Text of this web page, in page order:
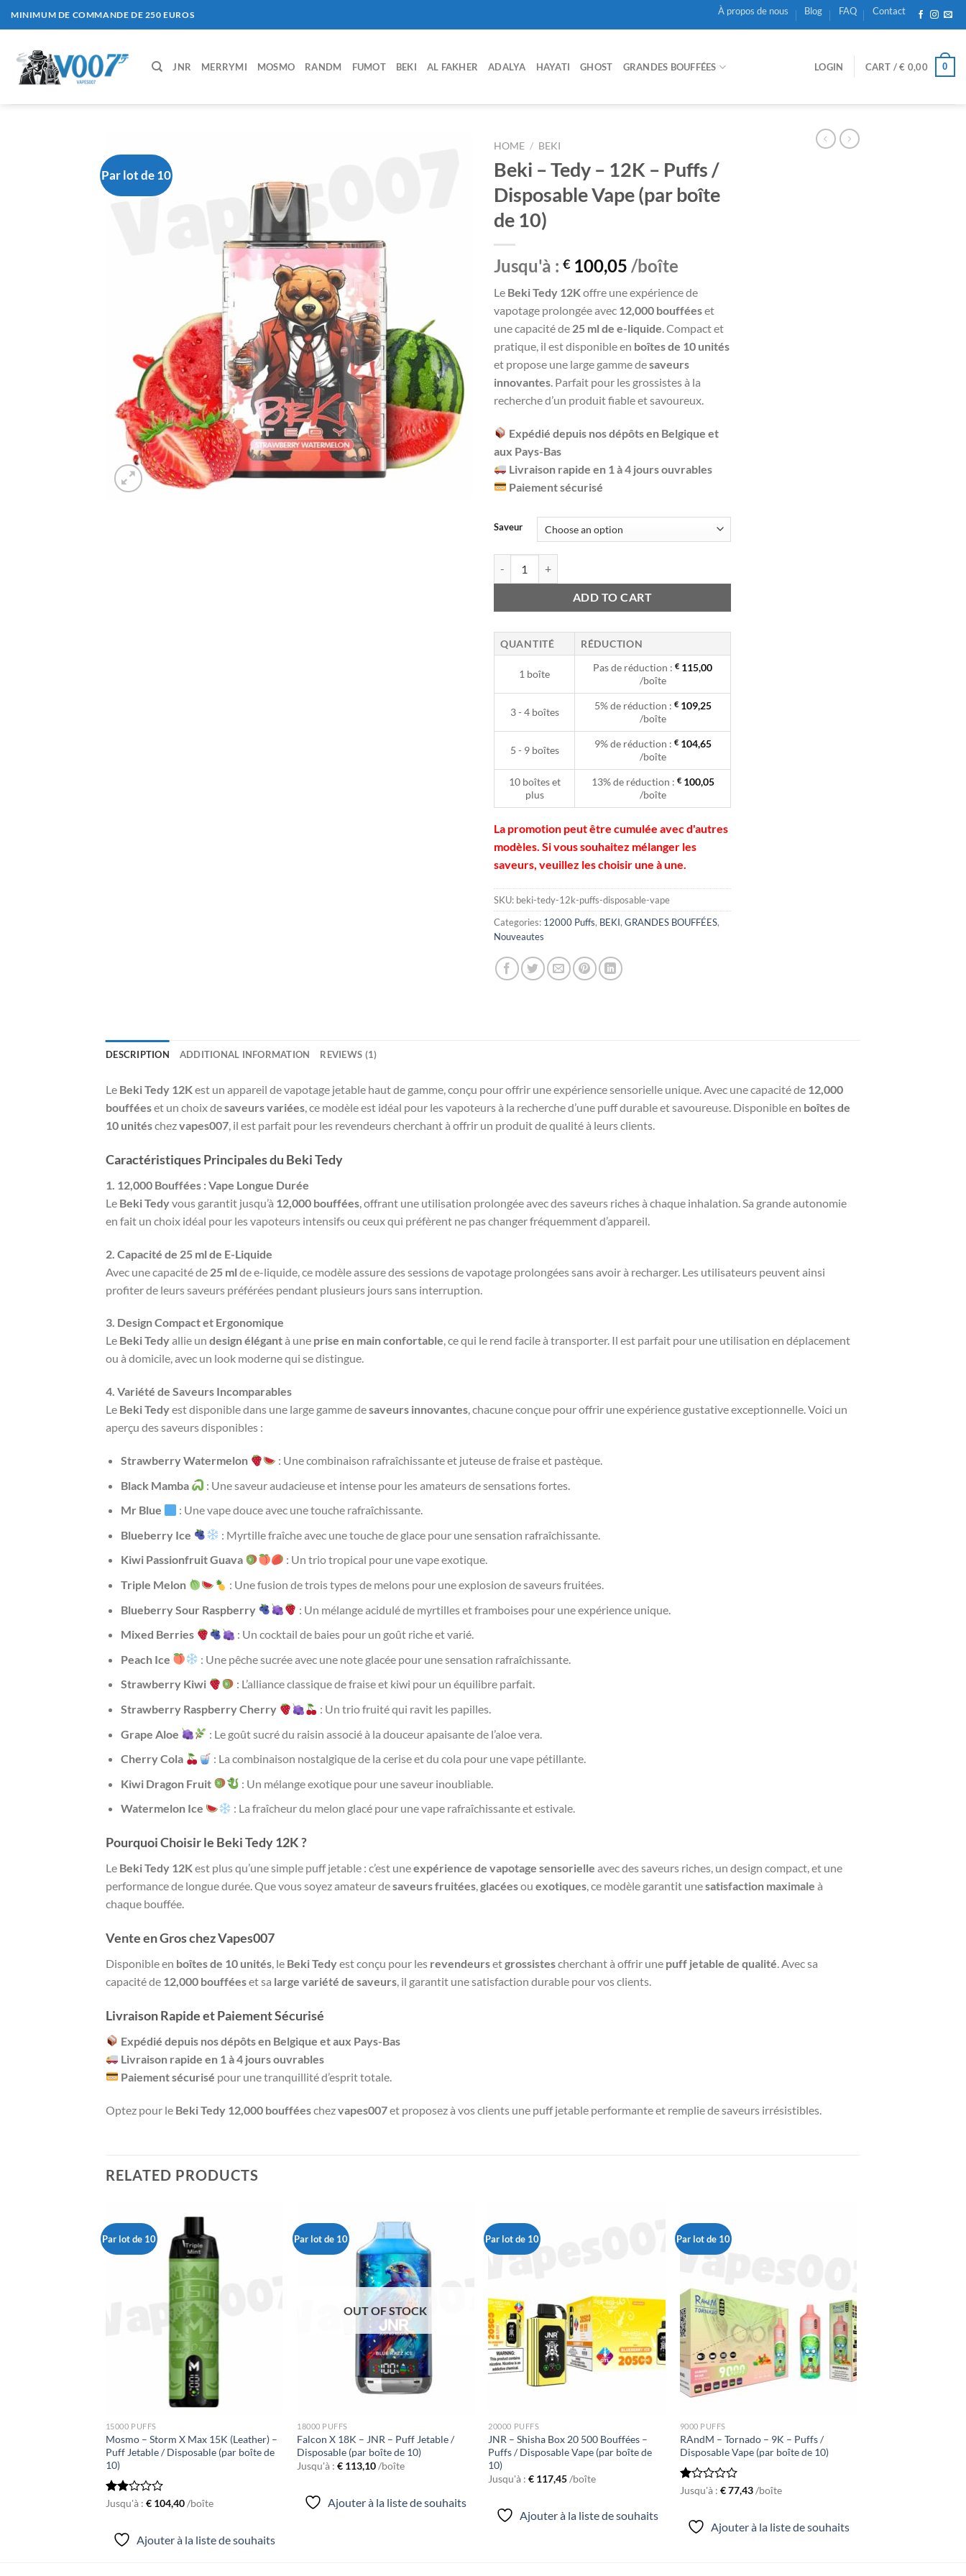
au
MINIMUM DE COMMANDE DE 250 EUROS À propos de nous Blog FAQ Contact
JNR MERRYMI MOSMO RANDM FUMOT BEKI AL FAKHER ADALYA HAYATI GHOST GRANDES BOUFFÉES LOGIN CART /€ 0,00 0
Par lot de 10
HOME / BEKI
Beki – Tedy – 12K – Puffs /
Disposable Vape (par boîte
de 10)
Jusqu'à : € 100,05 /boîte
Le Beki Tedy 12Koffre une expérience de
vapotage prolongée avec 12,000 boufféeset
une capacité de 25 ml de e-liquide . Compact et
pratique, il est disponible en boîtes de 10 unités
et propose une large gamme desaveurs
innovantes . Parfait pour les grossistes à la
recherche d’un produit fiable et savoureux.
Expédié depuis nos dépôts en Belgique et
aux Pays-Bas
Livraison rapide en 1 à 4 jours ouvrables
Paiement sécurisé
Saveur
ADD TO CART
QUANTITÉ RÉDUCTION
1 boîte
Pas de réduction : € 115,00
/boîte
3 - 4 boîtes
5% de réduction : €109,25
/boîte
5 - 9 boîtes
9% de réduction : €104,65
/boîte
10 boîtes et
plus
13% de réduction : €100,05
/boîte
La promotion peut être cumulée avec d'autres
modèles. Si vous souhaitez mélanger les
saveurs, veuillez les choisir une à une.
SKU: beki-tedy-12k-puffs-disposable-vape
Categories: 12000 Puffs, BEKI, GRANDES BOUFFÉES,
Nouveautes
DESCRIPTION ADDITIONAL INFORMATION REVIEWS (1)
Le Beki Tedy 12Kest un appareil de vapotage jetable haut de gamme, conçu pour offrir une expérience sensorielle unique. Avec une capacité de 12,000
boufféeset un choix desaveurs variées, ce modèle est idéal pour les vapoteurs à la recherche d’une puff durable et savoureuse. Disponible en boîtes de
10 unitéschezvapes007, il est parfait pour les revendeurs cherchant à offrir un produit de qualité à leurs clients.
Caractéristiques Principales du Beki Tedy
1. 12,000 Bouffées : Vape Longue Durée
Le Beki Tedyvous garantit jusqu’à 12,000 bouffées, offrant une utilisation prolongée avec des saveurs riches à chaque inhalation. Sa grande autonomie
en fait un choix idéal pour les vapoteurs intensifs ou ceux qui préfèrent ne pas changer fréquemment d’appareil.
2. Capacité de 25 ml de E-Liquide
Avec une capacité de 25 ml de e-liquide, ce modèle assure des sessions de vapotage prolongées sans avoir à recharger. Les utilisateurs peuvent ainsi
profiter de leurs saveurs préférées pendant plusieurs jours sans interruption.
3. Design Compact et Ergonomique
Le Beki Tedyallie un design élégantà une prise en main confortable, ce qui le rend facile à transporter. Il est parfait pour une utilisation en déplacement
ou à domicile, avec un look moderne qui se distingue.
4. Variété de Saveurs Incomparables
Le Beki Tedyest disponible dans une large gamme desaveurs innovantes, chacune conçue pour offrir une expérience gustative exceptionnelle. Voici un
aperçu des saveurs disponibles :
Strawberry Watermelon
: Une combinaison rafraîchissante et juteuse de fraise et pastèque.
Black Mamba
: Une saveur audacieuse et intense pour les amateurs de sensations fortes.
Mr Blue
: Une vape douce avec une touche rafraîchissante.
Blueberry Ice
: Myrtille fraîche avec une touche de glace pour une sensation rafraîchissante.
Kiwi Passionfruit Guava
: Un trio tropical pour une vape exotique.
Triple Melon
: Une fusion de trois types de melons pour une explosion de saveurs fruitées.
Blueberry Sour Raspberry
: Un mélange acidulé de myrtilles et framboises pour une expérience unique.
Mixed Berries
: Un cocktail de baies pour un goût riche et varié.
Peach Ice
: Une pêche sucrée avec une note glacée pour une sensation rafraîchissante.
Strawberry Kiwi
: L’alliance classique de fraise et kiwi pour un équilibre parfait.
Strawberry Raspberry Cherry
: Un trio fruité qui ravit les papilles.
Grape Aloe
: Le goût sucré du raisin associé à la douceur apaisante de l’aloe vera.
Cherry Cola
: La combinaison nostalgique de la cerise et du cola pour une vape pétillante.
Kiwi Dragon Fruit
: Un mélange exotique pour une saveur inoubliable.
Watermelon Ice
: La fraîcheur du melon glacé pour une vape rafraîchissante et estivale.
Pourquoi Choisir le Beki Tedy 12K ?
Le Beki Tedy 12Kest plus qu’une simple puff jetable : c’est uneexpérience de vapotage sensorielle avec des saveurs riches, un design compact, et une
performance de longue durée. Que vous soyez amateur desaveurs fruitées,glacéesou exotiques, ce modèle garantit unesatisfaction maximale à
chaque bouffée.
Vente en Gros chez Vapes007
Disponible en boîtes de 10 unités, le Beki Tedyest conçu pour les revendeursetgrossistescherchant à offrir une puff jetable de qualité. Avec sa
capacité de 12,000 boufféeset sa large variété de saveurs, il garantit une satisfaction durable pour vos clients.
Livraison Rapide et Paiement Sécurisé
Expédié depuis nos dépôts en Belgique et aux Pays-Bas
Livraison rapide en 1 à 4 jours ouvrables
Paiement sécurisé pour une tranquillité d’esprit totale.
Optez pour le Beki Tedy 12,000 boufféeschezvapes007et proposez à vos clients une puff jetable performante et remplie de saveurs irrésistibles.
RELATED PRODUCTS
Par lot de 10
15000 PUFFS
Mosmo – Storm X Max 15K (Leather) –
Puff Jetable / Disposable (par boîte de
10)
Rated
of 5
Jusqu'à : €104,40/boîte
Ajouter à la liste de souhaits
Par lot de 10
OUT OF STOCK
18000 PUFFS
Falcon X 18K – JNR – Puff Jetable /
Disposable (par boîte de 10)
Jusqu'à :€ 113,10/boîte
Ajouter à la liste de souhaits
Par lot de 10
souhaits
20000 PUFFS
JNR – Shisha Box 20 500 Bouffées –
Puffs / Disposable Vape (par boîte de
10)
Jusqu'à :€ 117,45/boîte
Ajouter à la liste de souhaits
Par lot de 10
9000 PUFFS
RAndM – Tornado – 9K – Puffs /
Disposable Vape (par boîte de 10)
Rated
of
Jusqu'à : €77,43/boîte
Ajouter à la liste de souhaits